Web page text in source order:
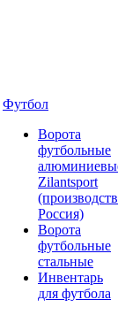
Футбол
Ворота
футбольные
Zilantsport
Россия)
Ворота
футбольные
стальные
Инвентарь
для футбола